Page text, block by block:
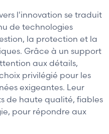
l'innovation se traduit
de technologies
la protection et la
Grâce à un support
aux détails,
privilégié pour les
exigeantes. Leur
de haute qualité, fiables
pour répondre aux